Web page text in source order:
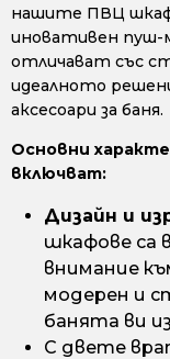
нашите ПВЦ
иновативен пуш-
отличават със
идеалното
аксесоари за баня.
Основни
включват:
Дизайн и
шкафове са
внимание
модерен и
банята ви
С двете